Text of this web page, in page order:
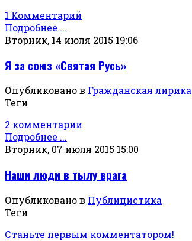
1 Комментарий
Подробнее ...
Вторник, 14 июля 2015 19:06
Я за союз «Святая Русь»
Опубликовано в Гражданская лирика
Теги
2 комментарии
Подробнее ...
Вторник, 07 июля 2015 15:00
Наши люди в тылу врага
Опубликовано в Публицистика
Теги
Станьте первым комментатором!